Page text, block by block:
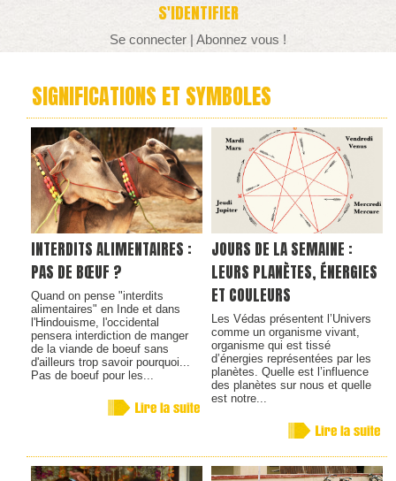
S'IDENTIFIER
Se connecter | Abonnez vous !
SIGNIFICATIONS ET SYMBOLES
INTERDITS ALIMENTAIRES :
PAS DE BŒUF ?
Quand on pense "interdits
alimentaires" en Inde et dans
l'Hindouisme, l'occidental
pensera interdiction de manger
de la viande de boeuf sans
d'ailleurs trop savoir pourquoi...
Pas de boeuf pour les...
JOURS DE LA SEMAINE :
LEURS PLANÈTES, ÉNERGIES
ET COULEURS
Les Védas présentent l’Univers
comme un organisme vivant,
organisme qui est tissé
d’énergies représentées par les
planètes. Quelle est l’influence
des planètes sur nous et quelle
est notre...